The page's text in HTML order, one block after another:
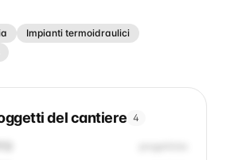
Impianti termoidraulici
del cantiere 4